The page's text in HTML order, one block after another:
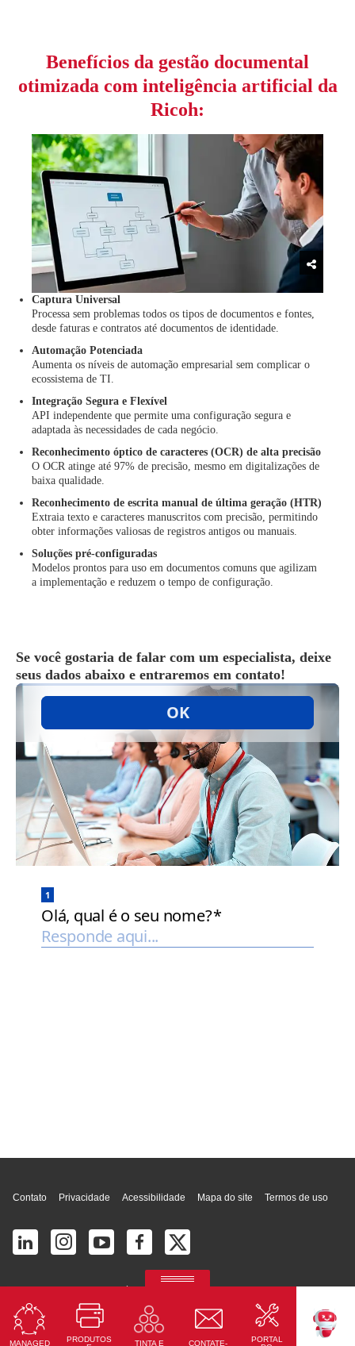
Benefícios da gestão documental
otimizada com inteligência artificial da
Ricoh:
Captura Universal
Processa sem problemas todos os tipos de documentos e fontes,
desde faturas e contratos até documentos de identidade.
Automação Potenciada
Aumenta os níveis de automação empresarial sem complicar o
ecossistema de TI.
Integração Segura e Flexível
API independente que permite uma configuração segura e
adaptada às necessidades de cada negócio.
Reconhecimento óptico de caracteres (OCR) de alta precisão
O OCR atinge até 97% de precisão, mesmo em digitalizações de
baixa qualidade.
Reconhecimento de escrita manual de última geração (HTR)
Extraia texto e caracteres manuscritos com precisão, permitindo
obter informações valiosas de registros antigos ou manuais.
Soluções pré-configuradas
Modelos prontos para uso em documentos comuns que agilizam
a implementação e reduzem o tempo de configuração.
Se você gostaria de falar com um especialista, deixe
seus dados abaixo e entraremos em contato!
MANAGED
PRODUTOS
TINTA E CONTATE-
PORTAL
Contato Privacidade Acessibilidade Mapa do site Termos de uso
© 2026 Ricoh América Latina, Inc. Todos os direitos reservados.